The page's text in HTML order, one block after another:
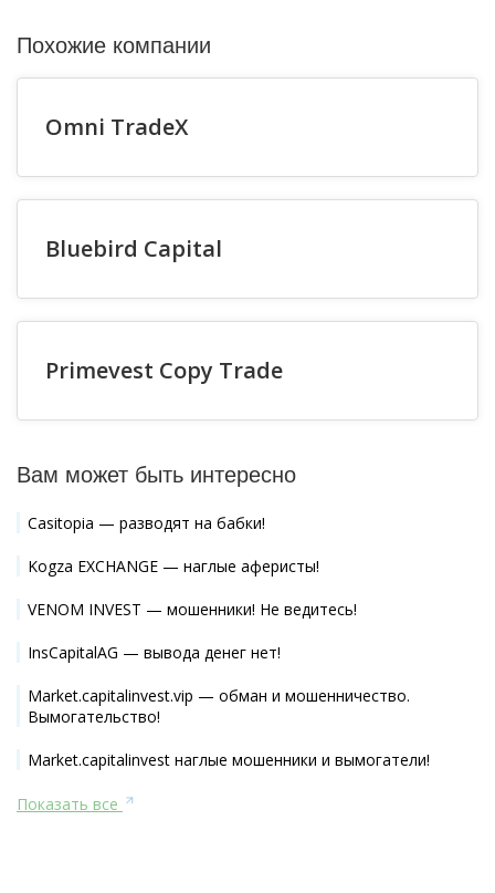
Похожие компании
Omni TradeX
Bluebird Capital
Primevest Copy Trade
Вам может быть интересно
Casitopia — разводят на бабки!
Kogza EXCHANGE — наглые аферисты!
VENOM INVEST — мошенники! Не ведитесь!
InsCapitalAG — вывода денег нет!
Market.capitalinvest.vip — обман и мошенничество.
Вымогательство!
Market.capitalinvest наглые мошенники и вымогатели!
Показать все